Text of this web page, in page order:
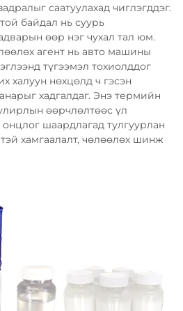
саатуулахад чиглэгддэг.
байдал нь суурь
өөр нэг чухал тал юм.
агент нь авто машины
түгээмэл тохиолддог
халуун нөхцөлд ч гэсэн
хадгалдаг. Энэ термийн
өөрчлөлтөөс үл
шаардлагад тулгуурлан
хамгаалалт, чөлөөлөх шинж